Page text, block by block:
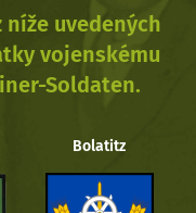
níže uvedených
vojenskému
Soldaten.
Bolatitz